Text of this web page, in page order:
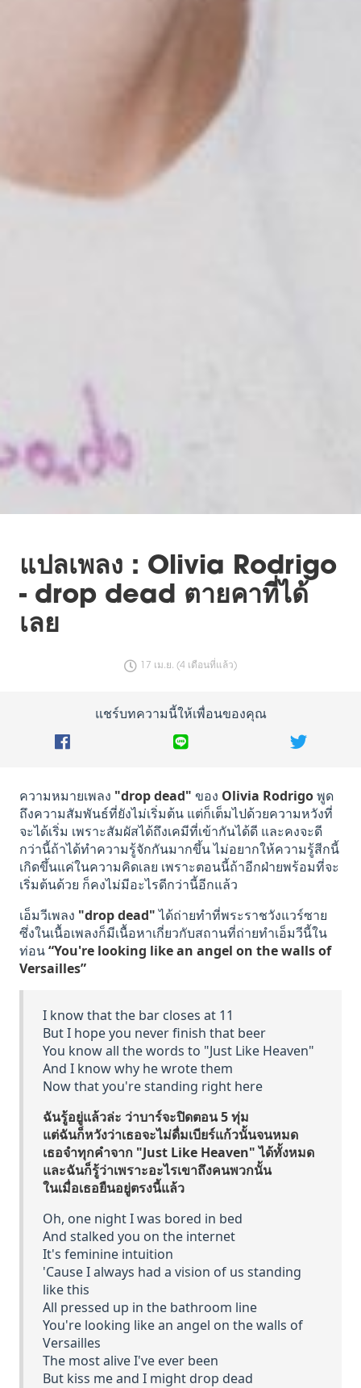
แปลเพลง : Olivia Rodrigo
- drop dead ตายคาที่ได้
เลย
17 เม.ย. (4 เดือนที่แล้ว)
แชร์บทความนี้ให้เพื่อนของคุณ
ความหมายเพลง "drop dead" ของ Olivia Rodrigoพูด
ถึงความสัมพันธ์ที่ยังไม่เริ่มต้น แต่ก็เต็มไปด้วยความหวังที่
จะได้เริ่ม เพราะสัมผัสได้ถึงเคมีที่เข้ากันได้ดี และคงจะดี
กว่านี้ถ้าได้ทำความรู้จักกันมากขึ้น ไม่อยากให้ความรู้สีกนี้
เกิดขึ้นแค่ในความคิดเลย เพราะตอนนี้ถ้าอีกฝ่ายพร้อมที่จะ
เริ่มต้นด้วย ก็คงไม่มีอะไรดีกว่านี้อีกแล้ว
เอ็มวีเพลง "drop dead"ได้ถ่ายทำที่พระราชวังแวร์ซาย
ซึ่งในเนื้อเพลงก็มีเนื้อหาเกี่ยวกับสถานที่ถ่ายทำเอ็มวีนี้ใน
ท่อน“You're looking like an angel on the walls of
Versailles”
I know that the bar closes at 11
But I hope you never finish that beer
You know all the words to "Just Like Heaven"
And I know why he wrote them
Now that you're standing right here
ฉันรู้อยู่แล้วล่ะ ว่าบาร์จะปิดตอน 5 ทุ่ม
แต่ฉันก็หวังว่าเธอจะไม่ดื่มเบียร์แก้วนั้นจนหมด
เธอจำทุกคำจาก "Just Like Heaven" ได้ทั้งหมด
และฉันก็รู้ว่าเพราะอะไรเขาถึงคนพวกนั้น
ในเมื่อเธอยืนอยู่ตรงนี้แล้ว
Oh, one night I was bored in bed
And stalked you on the internet
It's feminine intuition
'Cause I always had a vision of us standing
like this
All pressed up in the bathroom line
You're looking like an angel on the walls of
Versailles
The most alive I've ever been
But kiss me and I might drop dead